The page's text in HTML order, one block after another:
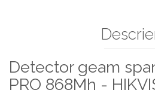
Detector geam
PRO 868Mh -